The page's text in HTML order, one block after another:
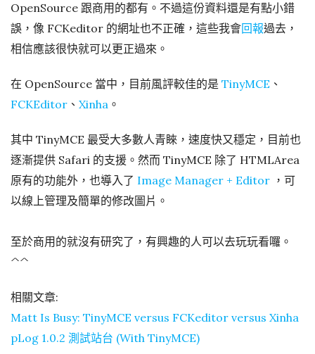
OpenSource 跟商用的都有。不過這份資料還是有點小錯
誤，像 FCKeditor 的網址也不正確，這些我會回報過去，
相信應該很快就可以更正過來。
在 OpenSource 當中，目前風評較佳的是 TinyMCE 、
FCKEditor 、 Xinha 。
其中 TinyMCE 最受大多數人青睞，速度快又穩定，目前也
逐漸提供 Safari 的支援。然而 TinyMCE 除了 HTMLArea
原有的功能外，也導入了 Image Manager + Editor ，可
以線上管理及簡單的修改圖片。
至於商用的就沒有研究了，有興趣的人可以去玩玩看囉。
^^
相關文章:
Matt Is Busy: TinyMCE versus FCKeditor versus Xinha
pLog 1.0.2 測試站台 (With TinyMCE)